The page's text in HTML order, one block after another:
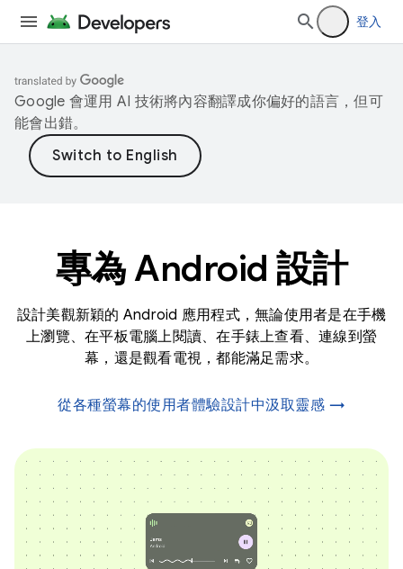
登入
Google 會運用 AI 技術將內容翻譯成你偏好的語言，但可
能會出錯。
專為 Android 設計
設計美觀新穎的 Android 應用程式，無論使用者是在手機
上瀏覽、在平板電腦上閱讀、在手錶上查看、連線到螢
幕，還是觀看電視，都能滿足需求。
從各種螢幕的使用者體驗設計中汲取靈感 →